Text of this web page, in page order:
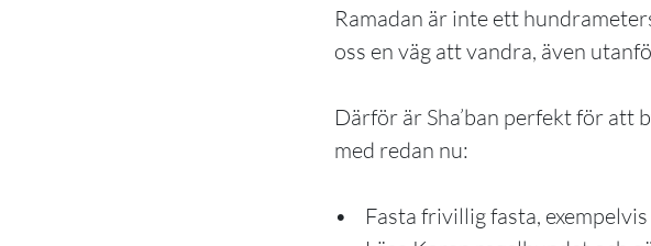
Ramadan är inte ett
oss en väg att vandra, även
Därför är Sha’ban perfekt för att
med redan nu:
• Fasta frivillig fasta,